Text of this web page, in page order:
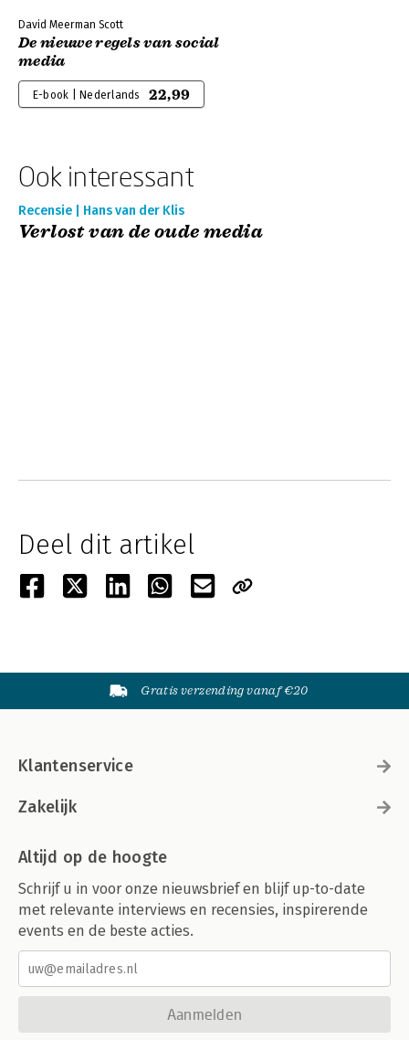
David Meerman Scott
De nieuwe regels van social
media
E-book | Nederlands 22,99
Ook interessant
Recensie | Hans van der Klis
Verlost van de oude media
Deel dit artikel
Gratis verzending vanaf €20
Klantenservice
Zakelijk
Altijd op de hoogte
Schrijf u in voor onze nieuwsbrief en blijf up-to-date
met relevante interviews en recensies, inspirerende
events en de beste acties.
Aanmelden